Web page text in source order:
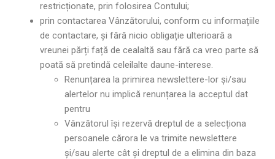
restricționate, prin folosirea Contului;
prin contactarea Vânzătorului, conform cu informațiile
de contactare, și fără nicio obligație ulterioară a
vreunei părți față de cealaltă sau fără ca vreo parte să
poată să pretindă celeilalte daune-interese.
Renunțarea la primirea newslettere-lor și/sau
alertelor nu implică renunțarea la acceptul dat
pentru
Vânzătorul își rezervă dreptul de a selecționa
persoanele cărora le va trimite newslettere
și/sau alerte cât și dreptul de a elimina din baza